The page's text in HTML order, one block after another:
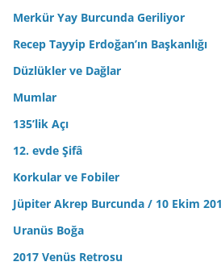
Merkür Yay Burcunda Geriliyor
Recep Tayyip Erdoğan’ın Başkanlığı
Düzlükler ve Dağlar
Mumlar
135’lik Açı
12. evde Şifâ
Korkular ve Fobiler
Jüpiter Akrep Burcunda / 10 Ekim
Uranüs Boğa
2017 Venüs Retrosu